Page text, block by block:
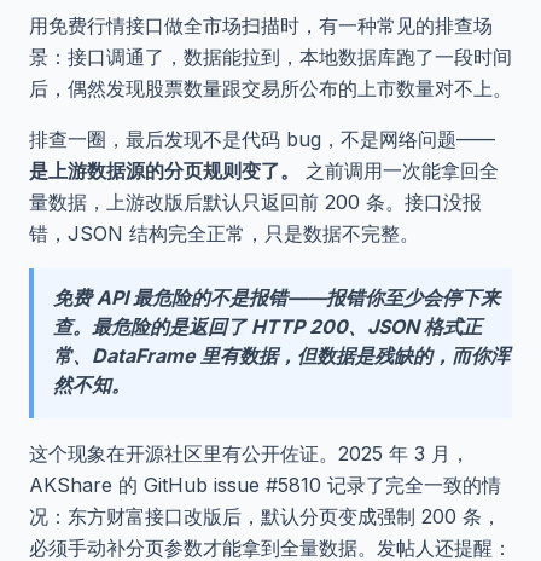
用免费行情接口做全市场扫描时，有一种常见的排查场
景：接口调通了，数据能拉到，本地数据库跑了一段时间
后，偶然发现股票数量跟交易所公布的上市数量对不上。
排查一圈，最后发现不是代码 bug，不是网络问题——
是上游数据源的分页规则变了。
之前调用一次能拿回全
量数据，上游改版后默认只返回前 200 条。接口没报
错，JSON 结构完全正常，只是数据不完整。
免费 API 最危险的不是报错——报错你至少会停下来
查。最危险的是返回了 HTTP 200、JSON 格式正
常、DataFrame 里有数据，但数据是残缺的，而你浑
然不知。
这个现象在开源社区里有公开佐证。2025 年 3 月，
AKShare 的 GitHub issue #5810 记录了完全一致的情
况：东方财富接口改版后，默认分页变成强制 200 条，
必须手动补分页参数才能拿到全量数据。发帖人还提醒：